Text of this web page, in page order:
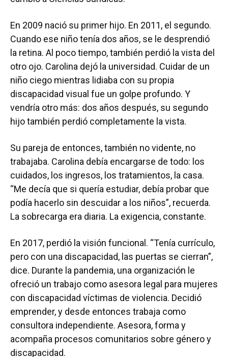
En 2009 nació su primer hijo. En 2011, el segundo.
Cuando ese niño tenía dos años, se le desprendió
la retina. Al poco tiempo, también perdió la vista del
otro ojo. Carolina dejó la universidad. Cuidar de un
niño ciego mientras lidiaba con su propia
discapacidad visual fue un golpe profundo. Y
vendría otro más: dos años después, su segundo
hijo también perdió completamente la vista.
Su pareja de entonces, también no vidente, no
trabajaba. Carolina debía encargarse de todo: los
cuidados, los ingresos, los tratamientos, la casa.
“Me decía que si quería estudiar, debía probar que
podía hacerlo sin descuidar a los niños”, recuerda.
La sobrecarga era diaria. La exigencia, constante.
En 2017, perdió la visión funcional. “Tenía currículo,
pero con una discapacidad, las puertas se cierran”,
dice. Durante la pandemia, una organización le
ofreció un trabajo como asesora legal para mujeres
con discapacidad víctimas de violencia. Decidió
emprender, y desde entonces trabaja como
consultora independiente. Asesora, forma y
acompaña procesos comunitarios sobre género y
discapacidad.